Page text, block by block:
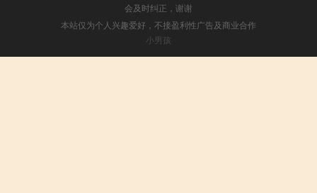
会及时纠正，谢谢
本站仅为个人兴趣爱好，不接盈利性广告及商业合作
小男孩